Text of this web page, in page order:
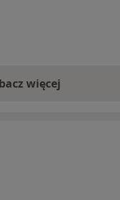
więcej